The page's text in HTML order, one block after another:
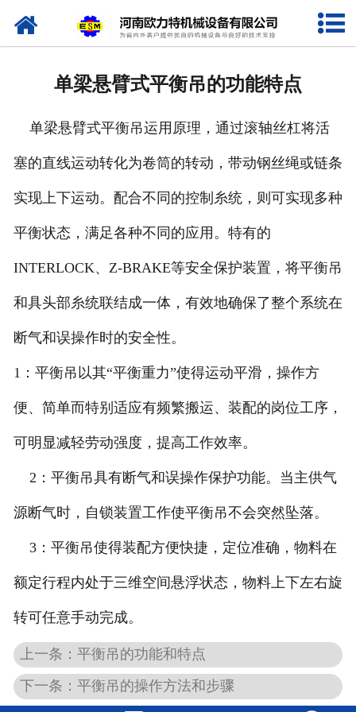
网站首页
企业相册
资质荣誉
联系我们
单梁悬臂式平衡吊的功能特点
单梁悬臂式平衡吊运用原理，通过滚轴丝杠将活
塞的直线运动转化为卷筒的转动，带动钢丝绳或链条
实现上下运动。配合不同的控制糸统，则可实现多种
平衡状态，满足各种不同的应用。特有的
INTERLOCK、Z-BRAKE等安全保护装置，将平衡吊
和具头部糸统联结成一体，有效地确保了整个系统在
断气和误操作时的安全性。
1：平衡吊以其“平衡重力”使得运动平滑，操作方
便、简单而特别适应有频繁搬运、装配的岗位工序，
可明显减轻劳动强度，提高工作效率。
2：平衡吊具有断气和误操作保护功能。当主供气
源断气时，自锁装置工作使平衡吊不会突然坠落。
3：平衡吊使得装配方便快捷，定位准确，物料在
额定行程内处于三维空间悬浮状态，物料上下左右旋
转可任意手动完成。
上一条：平衡吊的功能和特点
下一条：平衡吊的操作方法和步骤